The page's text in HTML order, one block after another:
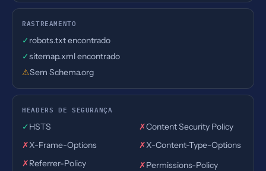
RASTREAMENTO
✓ robots.txt encontrado
✓sitemap.xml encontrado
⚠Sem Schema.org
HEADERS DE SEGURANÇA
✓ HSTS ✗Content Security Policy
✗X-Frame-Options ✗X-Content-Type-Options
✗Referrer-Policy ✗Permissions-Policy